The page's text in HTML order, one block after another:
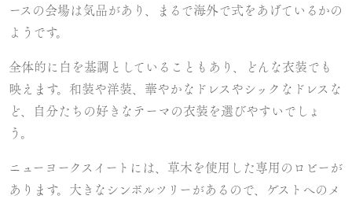
ースの会場は気品があり、まるで海外で式をあげているかの
ようです。
全体的に白を基調としていることもあり、どんな衣装でも
映えます。和装や洋装、華やかなドレスやシックなドレスな
ど、自分たちの好きなテーマの衣装を選びやすいでしょ
う。
ニューヨークスイートには、草木を使用した専用のロビーが
あります。大きなシンボルツリーがあるので、ゲストへのメ